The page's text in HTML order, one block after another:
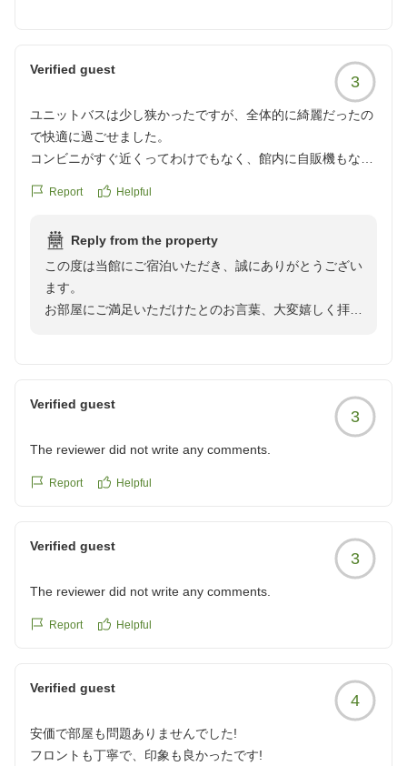
https://review.travel.rakuten.co.jp/hotel/voice/162682?
Verified guest
3
ユニットバスは少し狭かったですが、全体的に綺麗だったの
で快適に過ごせました。
コンビニがすぐ近くってわけでもなく、館内に自販機もない
メします。(一応ホテル隣のマンションに自販機はあります)
翌朝は少しだけ早起きして、駅近くの人気店アサカベーカリ
ーに行ってみました。部屋に持ち帰り、軽くレンチンできた
のが良かったです。
クチコミの詳細はこちらから
Report Helpful
Reply from the property
この度は当館にご宿泊いただき、誠にありがとうござい
ます。
お部屋にご満足いただけたとのお言葉、大変嬉しく拝読
努めてまいります。
Verified guest
3
The reviewer did not write any comments.
Report Helpful
Verified guest
3
The reviewer did not write any comments.
Report Helpful
Verified guest
4
安価で部屋も問題ありませんでした!
フロントも丁寧で、印象も良かったです!